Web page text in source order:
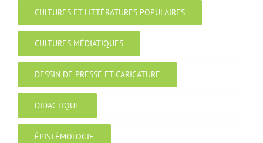
CULTURES ET LITTÉRATURES POPULAIRES
CULTURES MÉDIATIQUES
DESSIN DE PRESSE ET CARICATURE
DIDACTIQUE
ÉPISTÉMOLOGIE